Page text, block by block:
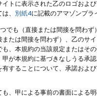
トに表示された乙のロゴおよ
、 別紙4に記載のアマゾンプ
でも（直接または間接を問わ
たは間接を問わず）、乙のサ
、本規約の当該規定またはそ
が本規約に基づきなしうる承
することについて、承諾およ
、甲による事前の書面による